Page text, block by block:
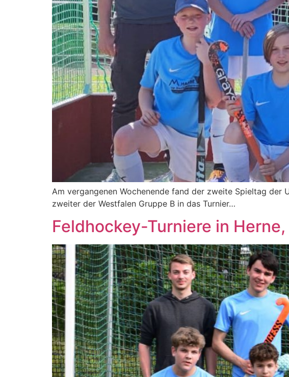
Am vergangenen Wochenende fand der zweite Spieltag
zweiter der Westfalen Gruppe B in das Turnier…
Feldhockey-Turniere in